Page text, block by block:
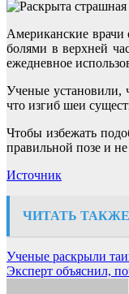
Американские врачи
болями в верхней
ежедневное
Ученые установили,
что изгиб шеи
Чтобы избежать
правильной позе и
Источник
ЧИТАТЬ
Навигация
по
Ученые раскрыли
Эксперт объяснил,